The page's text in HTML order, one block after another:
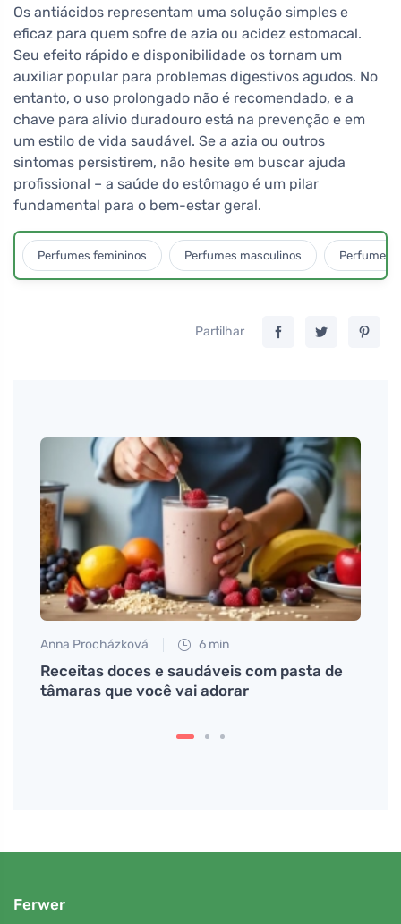
Os antiácidos representam uma solução simples e
eficaz para quem sofre de azia ou acidez estomacal.
Seu efeito rápido e disponibilidade os tornam um
auxiliar popular para problemas digestivos agudos. No
entanto, o uso prolongado não é recomendado, e a
chave para alívio duradouro está na prevenção e em
um estilo de vida saudável. Se a azia ou outros
sintomas persistirem, não hesite em buscar ajuda
profissional – a saúde do estômago é um pilar
fundamental para o bem-estar geral.
Perfumes femininos Perfumes masculinos Perfumes
Partilhar
Anna Procházková 6 min
Receitas doces e saudáveis com pasta de
tâmaras que você vai adorar
Ferwer